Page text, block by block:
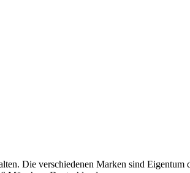
keine neuen Verbrauchsdaten mehr
Die verschiedenen Marken sind Eigentum